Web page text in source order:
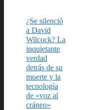
¿Se silenció
a David
Wilcock? La
inquietante
verdad
detrás de su
muerte y la
tecnología
de «voz al
cráneo»